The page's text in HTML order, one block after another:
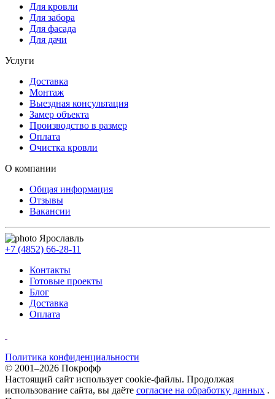
Для кровли
Для забора
Для фасада
Для дачи
Услуги
Доставка
Монтаж
Выездная консультация
Замер объекта
Производство в размер
Оплата
Очистка кровли
О компании
Общая информация
Отзывы
Вакансии
Ярославль
+7 (4852) 66-28-11
Контакты
Готовые проекты
Блог
Доставка
Оплата
Политика конфиденциальности
© 2001–2026 Покрофф
Настоящий сайт использует cookie-файлы. Продолжая
использование сайта, вы даёте согласие на обработку данных .